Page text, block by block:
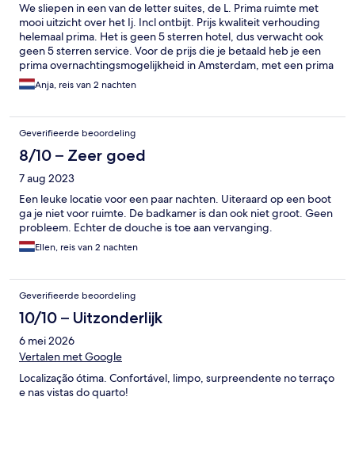
We sliepen in een van de letter suites, de L. Prima ruimte met
mooi uitzicht over het Ij. Incl ontbijt. Prijs kwaliteit verhouding
helemaal prima. Het is geen 5 sterren hotel, dus verwacht ook
geen 5 sterren service. Voor de prijs die je betaald heb je een
prima overnachtingsmogelijkheid in Amsterdam, met een prima
ontbijt! Met het veer ben je zo het Ij over en sta je bij het
Centraal station, van daaruit kun je de hele stad bereiken. De
is, met restaurantjes en uitgaansgelegenheden! Prima locatie!
Anja, reis van 2 nachten
Geverifieerde beoordeling
8/10 – Zeer goed
7 aug 2023
Een leuke locatie voor een paar nachten. Uiteraard op een boot
ga je niet voor ruimte. De badkamer is dan ook niet groot. Geen
probleem. Echter de douche is toe aan vervanging.
Ellen, reis van 2 nachten
Geverifieerde beoordeling
10/10 – Uitzonderlijk
6 mei 2026
Vertalen met Google
Localização ótima. Confortável, limpo, surpreendente no terraço
e nas vistas do quarto!